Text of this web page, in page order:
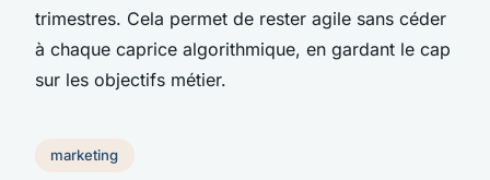
trimestres. Cela permet de rester agile sans céder
à chaque caprice algorithmique, en gardant le cap
sur les objectifs métier.
marketing